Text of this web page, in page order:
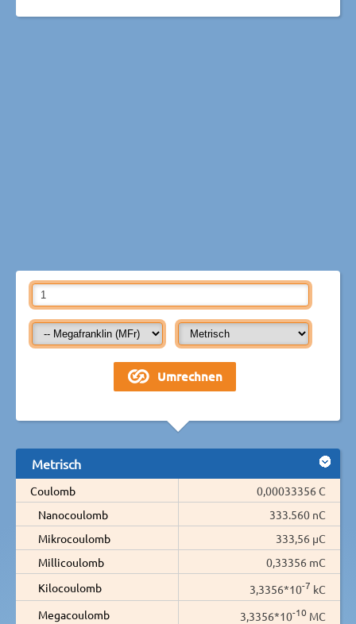
Metrisch
Coulomb
0,00033356 C
Nanocoulomb
333.560 nC
Mikrocoulomb
333,56 µC
Millicoulomb
0,33356 mC
Kilocoulomb
3,3356*10-7 kC
Megacoulomb
3,3356*10-10 MC